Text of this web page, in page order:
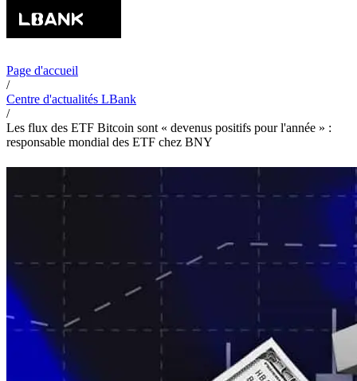
Page d'accueil
/
Centre d'actualités LBank
/
Les flux des ETF Bitcoin sont « devenus positifs pour l'année » :
responsable mondial des ETF chez BNY